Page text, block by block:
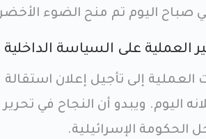
صباح اليوم تم منح الضوء الأخضر
العملية على السياسة الداخلية
العملية إلى تأجيل إعلان استقالة
اليوم. ويبدو أن النجاح في
الحكومة الإسرائيلية.